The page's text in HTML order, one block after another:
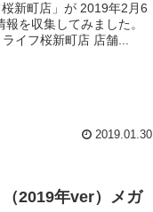
よろしければ最後までお付き合い下さい。 ライフ桜新町店 店舗...
2019.01.30
2019年ver）メガ